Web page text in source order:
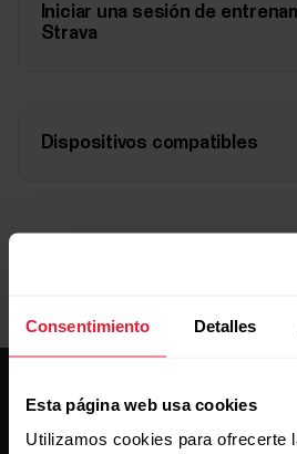
Consentimiento Detalles
Esta página web usa cookies
Utilizamos cookies para ofrecerte
Iniciar una sesión de
Strava
Dispositivos compatibles